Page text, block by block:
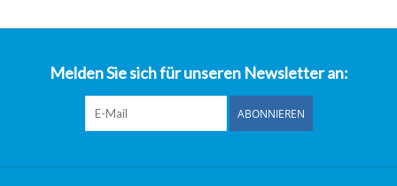
Melden Sie sich für unseren Newsletter an:
ABONNIEREN